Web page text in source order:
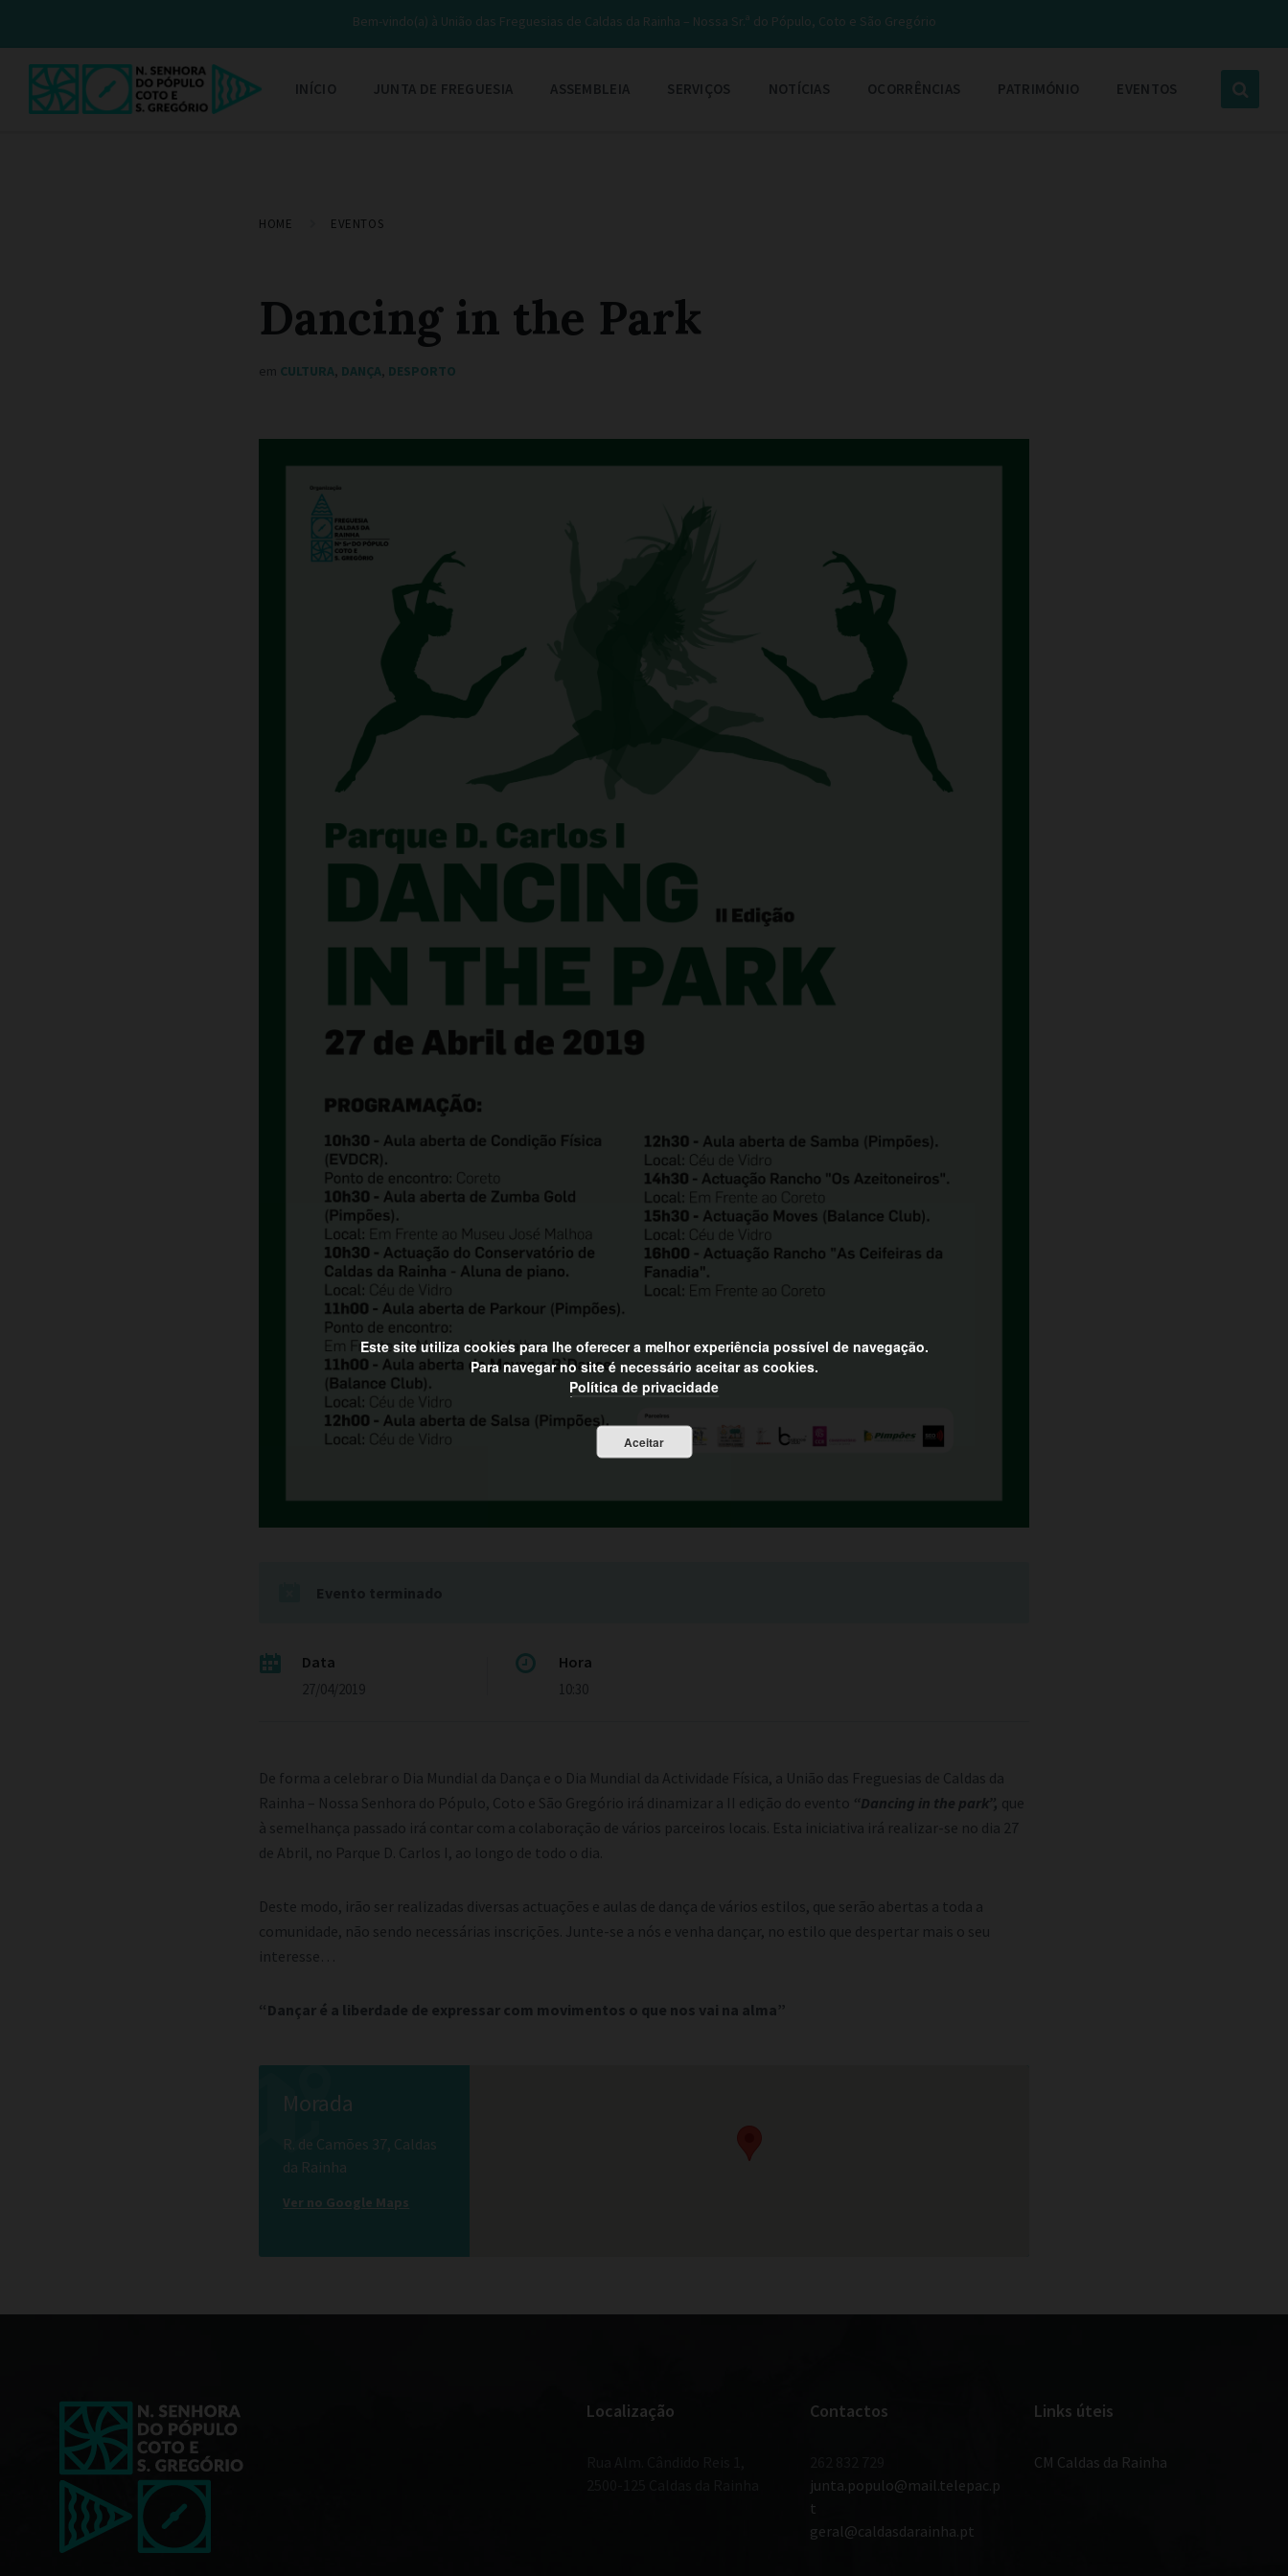
Bem-vindo(a) à União das Freguesias de Caldas da Rainha – Nossa Sr.ª do Pópulo, Coto e São Gregório
INÍCIO JUNTA DE FREGUESIA ASSEMBLEIA SERVIÇOS NOTÍCIAS OCORRÊNCIAS PATRIMÓNIO EVENTOS
HOME EVENTOS
Dancing in the Park
em CULTURA, DANÇA, DESPORTO
Data
27/04/2019
Hora
10:30
De forma a celebrar o Dia Mundial da Dança e o Dia Mundial da Actividade Física, a União das Freguesias de Caldas da
Rainha – Nossa Senhora do Pópulo, Coto e São Gregório irá dinamizar a II edição do evento “Dancing in the park”, que
à semelhança passado irá contar com a colaboração de vários parceiros locais. Esta iniciativa irá realizar-se no dia 27
de Abril, no Parque D. Carlos I, ao longo de todo o dia.
Deste modo, irão ser realizadas diversas actuações e aulas de dança de vários estilos, que serão abertas a toda a
comunidade, não sendo necessárias inscrições. Junte-se a nós e venha dançar, no estilo que despertar mais o seu
interesse…
“Dançar é a liberdade de expressar com movimentos o que nos vai na alma”
Morada
R. de Camões 37, Caldas
da Rainha
Ver no Google Maps
Localização Contactos
junta.populo@mail.telepac.p
t
geral@caldasdarainha.pt
Links úteis
CM Caldas da Rainha
Este site utiliza cookies para lhe oferecer a melhor experiência possível de navegação.
Para navegar no site é necessário aceitar as cookies.
Política de privacidade
Aceitar